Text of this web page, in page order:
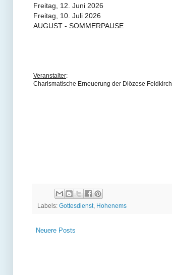
Freitag, 12. Juni 2026
Freitag, 10. Juli 2026
AUGUST - SOMMERPAUSE
Veranstalter:
Charismatische Erneuerung der Diözese Feldkirch
Labels: Gottesdienst, Hohenems
Neuere Posts